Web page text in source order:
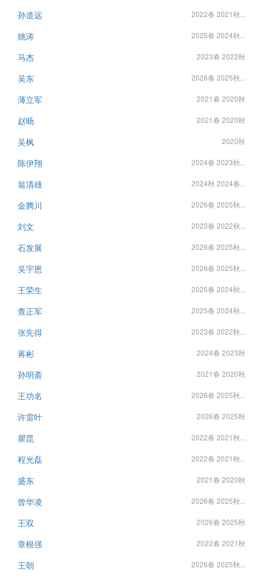
孙道远 2022春 2021秋...
姚涛 2025春 2024秋...
马杰 2023春 2022秋
吴东 2026春 2025秋...
薄立军 2021春 2020秋
赵旸 2021春 2020秋
吴枫 2020秋
陈伊翔 2024春 2023秋...
翁清雄 2024秋 2024春...
金腾川 2026春 2025秋...
刘文 2023春 2022秋...
石发展 2026春 2025秋...
吴宇恩 2026春 2025秋...
王荣生 2025春 2024秋...
查正军 2025春 2024秋...
张先得 2023春 2022秋...
蒋彬 2024春 2023秋
孙明斋 2021春 2020秋
王功名 2026春 2025秋...
许雷叶 2026春 2025秋
瞿昆 2022春 2021秋...
程光磊 2022春 2021秋...
盛东 2021春 2020秋
曾华凌 2026春 2025秋...
王双 2026春 2025秋
章根强 2022春 2021秋
王朝 2026春 2025秋...